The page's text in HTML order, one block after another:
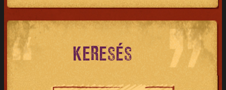
KERESÉS